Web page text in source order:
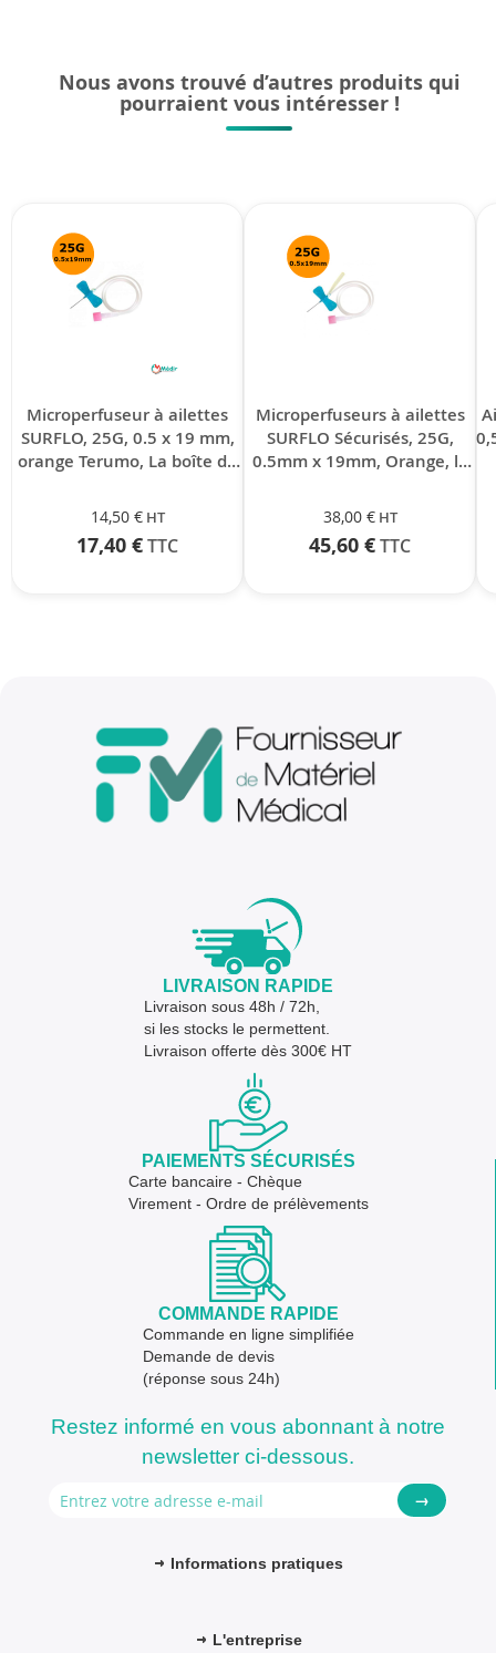
Nous avons trouvé d’autres produits qui
pourraient vous intéresser !
Microperfuseur à ailettes
SURFLO, 25G, 0.5 x 19 mm,
orange Terumo, La boîte de
14,50 €
17,40 €
Microperfuseurs à ailettes
SURFLO Sécurisés, 25G,
0.5mm x 19mm, Orange, la
38,00 €
45,60 €
LIVRAISON RAPIDE
Livraison sous 48h / 72h,
si les stocks le permettent.
Livraison offerte dès 300€ HT
PAIEMENTS SÉCURISÉS
Carte bancaire - Chèque
Virement - Ordre de prélèvements
COMMANDE RAPIDE
Commande en ligne simplifiée
Demande de devis
(réponse sous 24h)
Restez informé en vous abonnant à notre
newsletter ci-dessous.
→
Informations pratiques
L'entreprise